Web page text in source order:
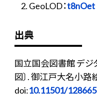
GeoLOD：t8nOet
出典
国立国会図書館 デジ
図〕. 御江戸大名小路
doi:10.11501/